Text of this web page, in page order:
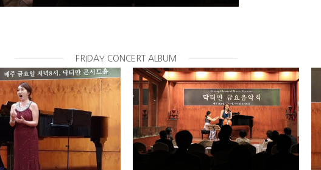
FRIDAY CONCERT ALBUM